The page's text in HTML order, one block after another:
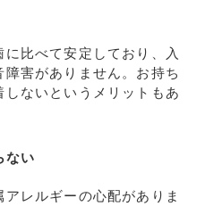
比べて安定しており、入
害がありません。お持ち
ないというメリットもあ
ない
レルギーの心配がありま